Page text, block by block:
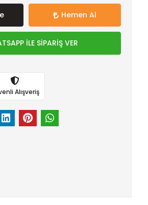
Hemen Al
İLE SİPARİŞ VER
Alışveriş